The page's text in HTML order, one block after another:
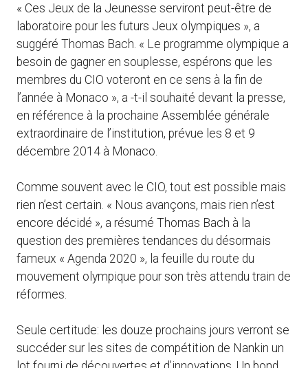
« Ces Jeux de la Jeunesse serviront peut-être de
laboratoire pour les futurs Jeux olympiques », a
suggéré Thomas Bach. « Le programme olympique a
besoin de gagner en souplesse, espérons que les
membres du CIO voteront en ce sens à la fin de
l’année à Monaco », a -t-il souhaité devant la presse,
en référence à la prochaine Assemblée générale
extraordinaire de l’institution, prévue les 8 et 9
décembre 2014 à Monaco.
Comme souvent avec le CIO, tout est possible mais
rien n’est certain. « Nous avançons, mais rien n’est
encore décidé », a résumé Thomas Bach à la
question des premières tendances du désormais
fameux « Agenda 2020 », la feuille du route du
mouvement olympique pour son très attendu train de
réformes.
Seule certitude: les douze prochains jours verront se
succéder sur les sites de compétition de Nankin un